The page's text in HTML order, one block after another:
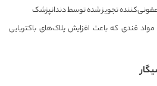
تجویز شده توسط دندانپزشک
قندی که باعث افزایش پلاک‌های باکتریایی